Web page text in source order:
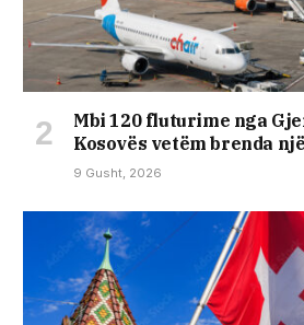
Mbi 120 fluturime nga
Kosovës vetëm brenda
9 Gusht, 2026